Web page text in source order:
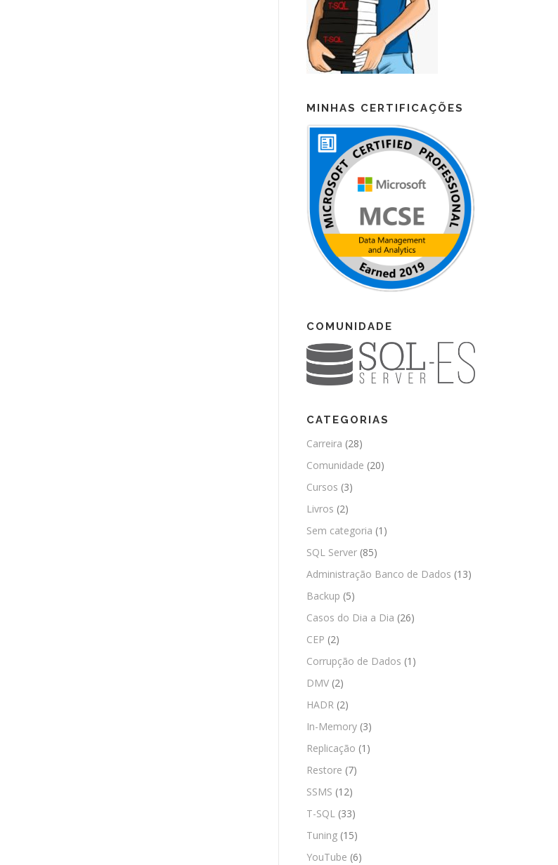
MINHAS CERTIFICAÇÕES
COMUNIDADE
CATEGORIAS
Carreira (28)
Comunidade (20)
Cursos (3)
Livros (2)
Sem categoria (1)
SQL Server (85)
Administração Banco de Dados (13)
Backup (5)
Casos do Dia a Dia (26)
CEP (2)
Corrupção de Dados (1)
DMV (2)
HADR (2)
In-Memory (3)
Replicação (1)
Restore (7)
SSMS (12)
T-SQL (33)
Tuning (15)
YouTube (6)